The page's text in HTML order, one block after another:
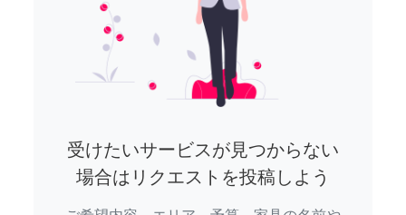
受けたいサービスが見つからない
場合はリクエストを投稿しよう